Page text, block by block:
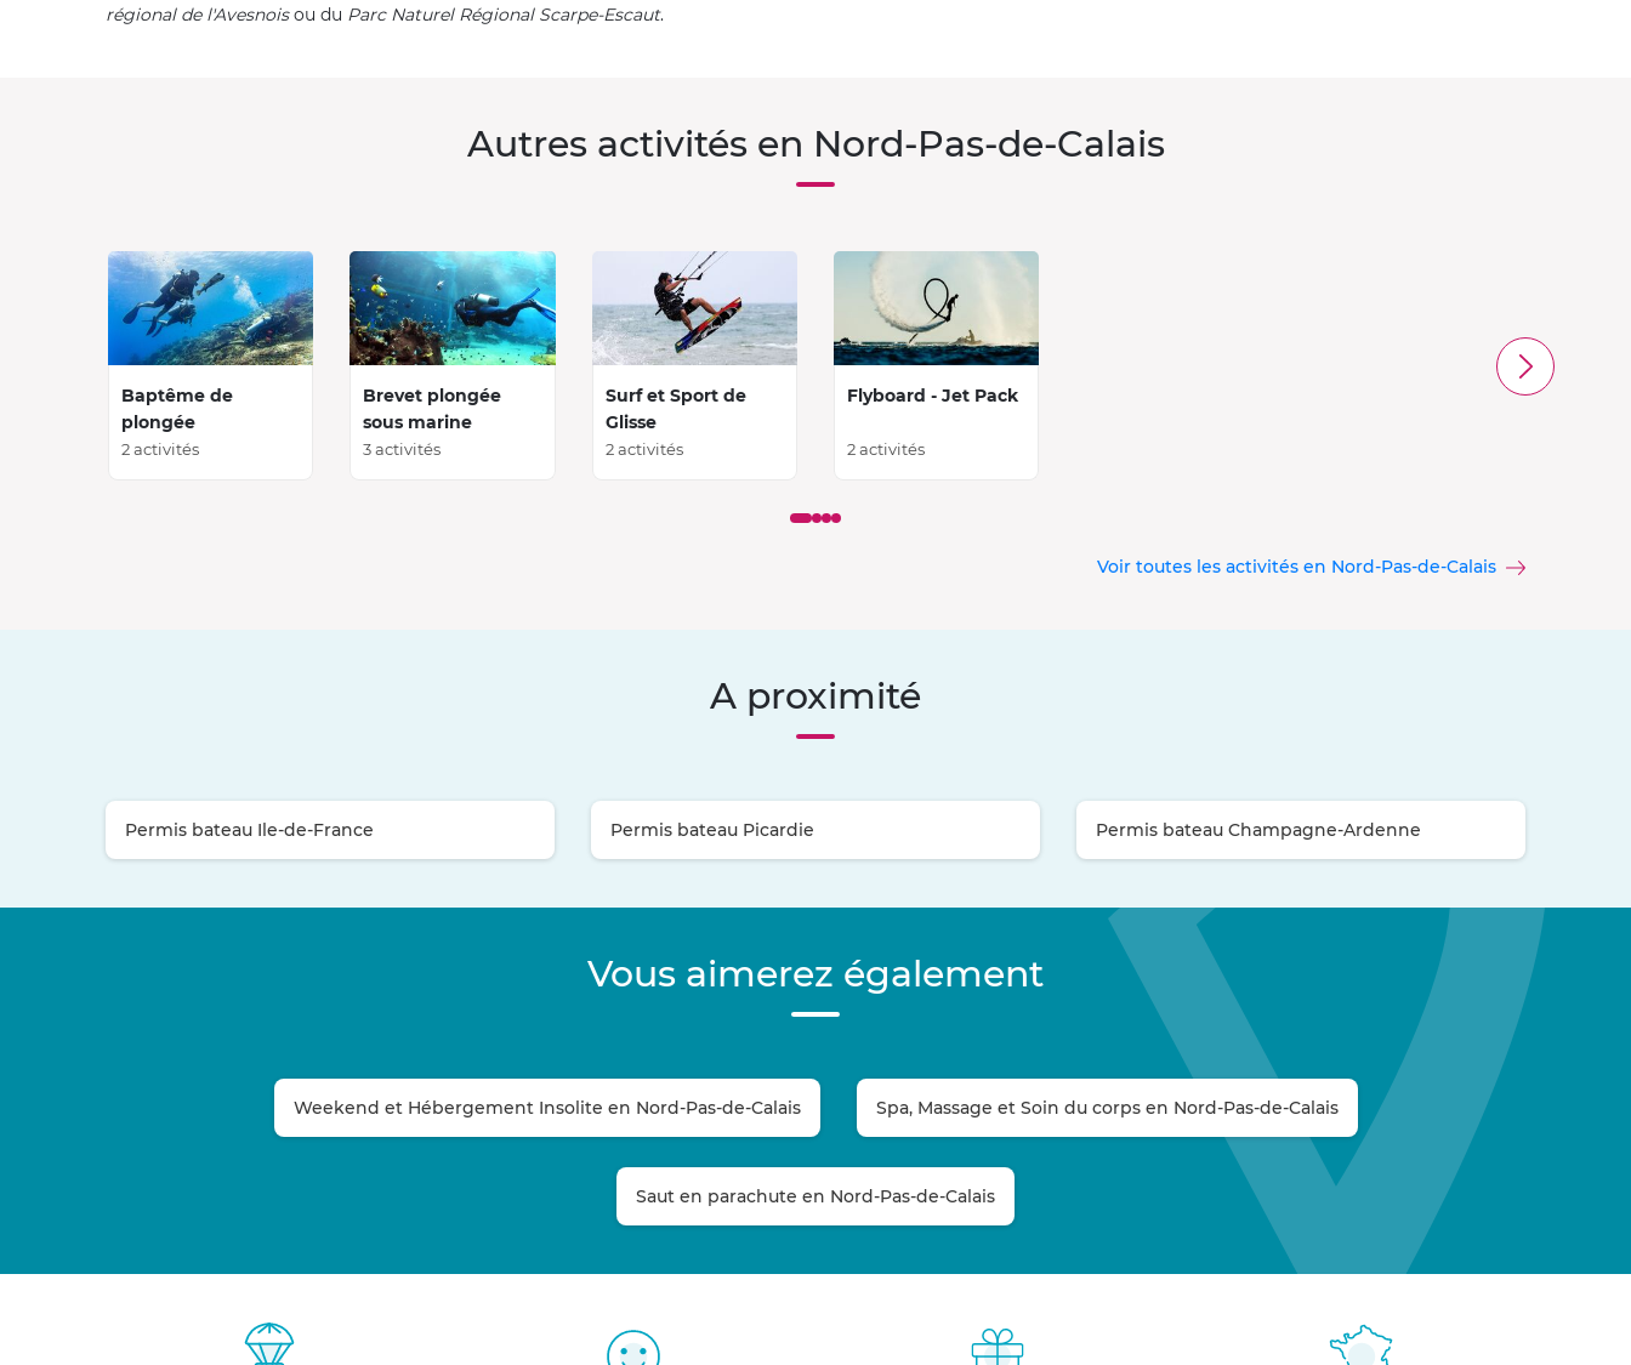
régional de l'Avesnoisou du Parc Naturel Régional Scarpe-Escaut.
Autres activités en Nord-Pas-de-Calais
Baptême de
plongée
2 activités
Brevet plongée
sous marine
3 activités
Surf et Sport de
Glisse
2 activités
Flyboard - Jet Pack
2 activités
Voir toutes les activités en Nord-Pas-de-Calais
A proximité
Permis bateau Ile-de-France Permis bateau Picardie Permis bateau Champagne-Ardenne
Vous aimerez également
Weekend et Hébergement Insolite en Nord-Pas-de-Calais Spa, Massage et Soin du corps en Nord-Pas-de-Calais
Saut en parachute en Nord-Pas-de-Calais